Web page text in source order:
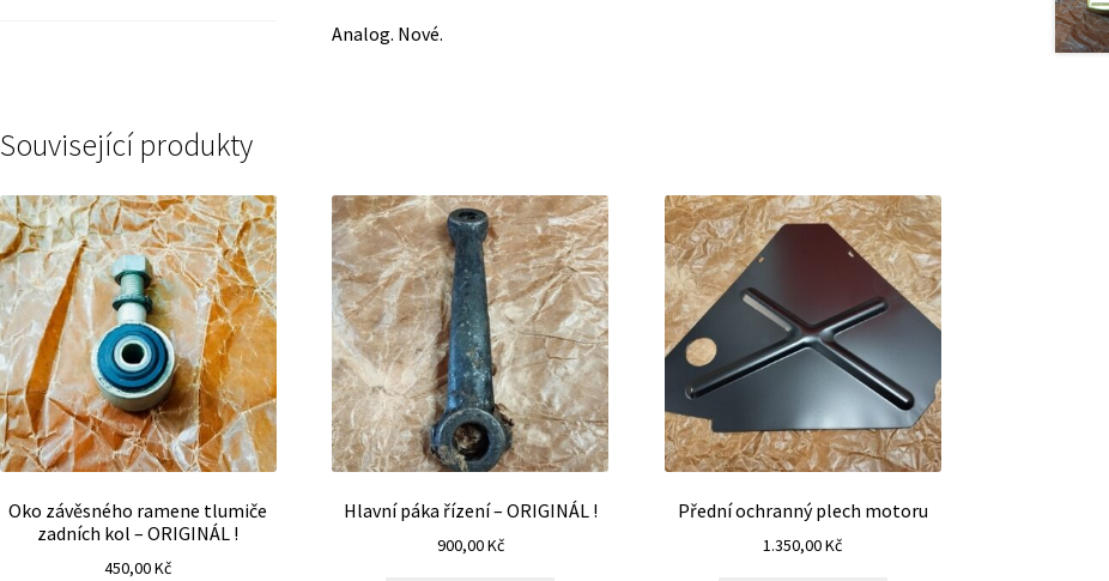
Analog. Nové.
Související produkty
Oko závěsného ramene tlumiče
zadních kol – ORIGINÁL !
450,00Kč
Hlavní páka řízení – ORIGINÁL !
900,00Kč
Přední ochranný plech motoru
1.350,00Kč